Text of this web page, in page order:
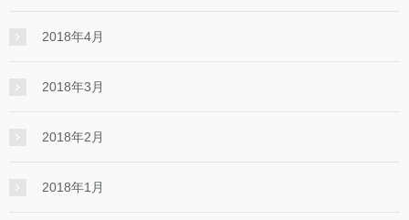
2018年4月
2018年3月
2018年2月
2018年1月